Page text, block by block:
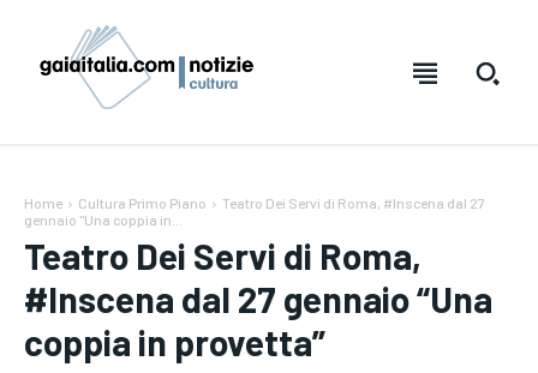
Home Cultura Primo Piano
Teatro Dei Servi di Roma, #Inscena dal 27
gennaio "Una coppia in...
Teatro Dei Servi di Roma,
#Inscena dal 27 gennaio “Una
coppia in provetta”